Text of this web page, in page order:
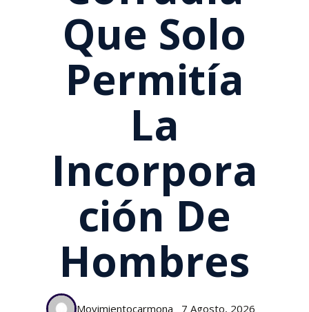
Que Solo
Permitía
La
Incorpora
Ción De
Hombres
Movimientocarmona 7 Agosto, 2026